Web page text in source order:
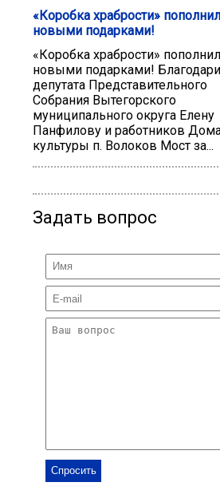
«Коробка храбрости»
новыми подарками!
«Коробка храбрости»
новыми подарками!
депутата Представительного
Собрания Вытегорского
муниципального округа Елену
Панфилову и работников
культуры п. Волоков Мост за...
Задать вопрос